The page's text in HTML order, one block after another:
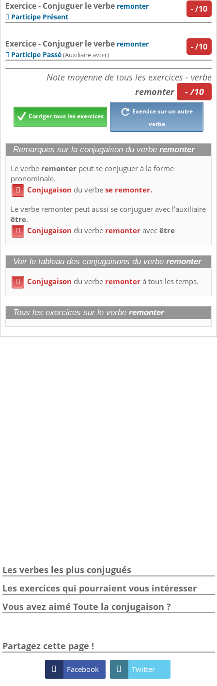
-/10
Exercice - Conjuguer le verbe remonter
 Participe Présent
-/10
Exercice - Conjuguer le verbe remonter
 Participe Passé(Auxiliaire avoir)
Note moyenne de tous les exercices - verbe
remonter
- /10
Corriger tous les exercices
Exercice sur un autre
verbe
Remarques sur la conjugaison du verbe remonter
Le verbe remonter peut se conjuguer à la forme
pronominale.
 Conjugaison du verbese remonter.
Le verbe remonter peut aussi se conjuguer avec l'auxiliaire
être.
 Conjugaison du verbe remonteravecêtre
Voir le tableau des conjugaisons du verbe remonter
 Conjugaison du verbe remonterà tous les temps.
Tous les exercices sur le verbe remonter
Les verbes les plus conjugués
Les exercices qui pourraient vous intéresser
Vous avez aimé Toute la conjugaison ?
Partagez cette page !
 Facebook  Twitter